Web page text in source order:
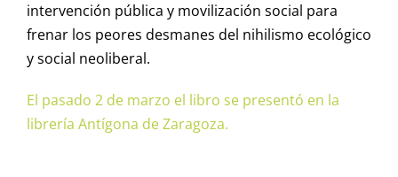
intervención pública y movilización social para
frenar los peores desmanes del nihilismo ecológico
y social neoliberal.
El pasado 2 de marzo el libro se presentó en la
librería Antígona de Zaragoza.